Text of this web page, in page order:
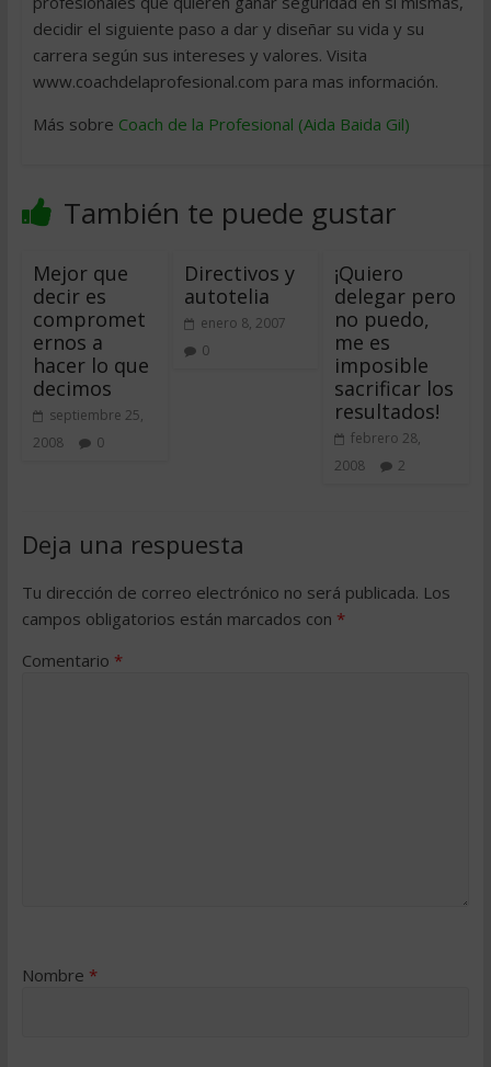
decidir el siguiente paso a dar y diseñar su vida y su
carrera según sus intereses y valores. Visita
www.coachdelaprofesional.com para mas información.
Más sobre Coach de la Profesional (Aida Baida Gil)
También te puede gustar
Mejor que
decir es
compromet
ernos a
hacer lo que
decimos
septiembre 25,
2008
0
Directivos y
autotelia
enero 8, 2007
0
¡Quiero
delegar pero
no puedo,
me es
imposible
sacrificar los
resultados!
febrero 28,
2008
2
Deja una respuesta
Tu dirección de correo electrónico no será publicada. Los
campos obligatorios están marcados con *
Comentario *
Nombre *